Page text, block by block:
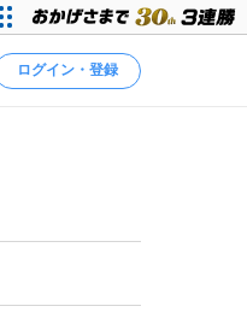
ログイン・登録